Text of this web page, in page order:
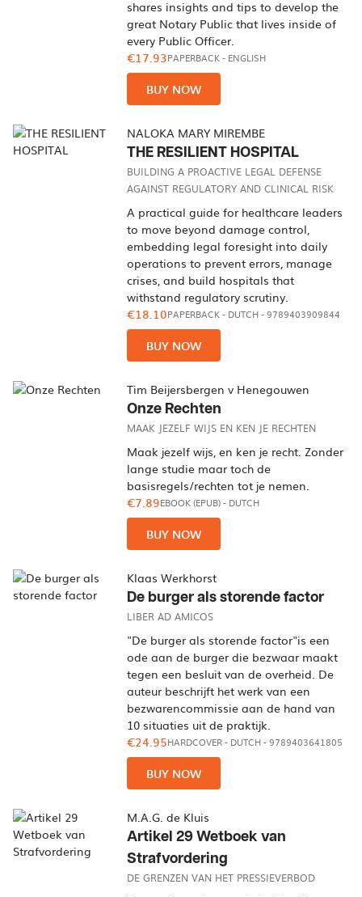
shares insights and tips to develop the
great Notary Public that lives inside of
every Public Officer.
€17.93PAPERBACK- ENGLISH
BUY NOW
NALOKA MARY MIREMBE
THE RESILIENT HOSPITAL
BUILDING A PROACTIVE LEGAL DEFENSE
AGAINST REGULATORY AND CLINICAL RISK
A practical guide for healthcare leaders
to move beyond damage control,
embedding legal foresight into daily
operations to prevent errors, manage
crises, and build hospitals that
withstand regulatory scrutiny.
€18.10PAPERBACK- DUTCH- 9789403909844
BUY NOW
Tim Beijersbergen v Henegouwen
Onze Rechten
MAAK JEZELF WIJS EN KEN JE RECHTEN
Maak jezelf wijs, en ken je recht. Zonder
lange studie maar toch de
basisregels/rechten tot je nemen.
€7.89EBOOK (EPUB)- DUTCH
BUY NOW
Klaas Werkhorst
De burger als storende factor
LIBER AD AMICOS
"De burger als storende factor"is een
ode aan de burger die bezwaar maakt
tegen een besluit van de overheid. De
auteur beschrijft het werk van een
bezwarencommissie aan de hand van
10 situaties uit de praktijk.
€24.95HARDCOVER- DUTCH- 9789403641805
BUY NOW
M.A.G. de Kluis
Artikel 29 Wetboek van
Strafvordering
DE GRENZEN VAN HET PRESSIEVERBOD